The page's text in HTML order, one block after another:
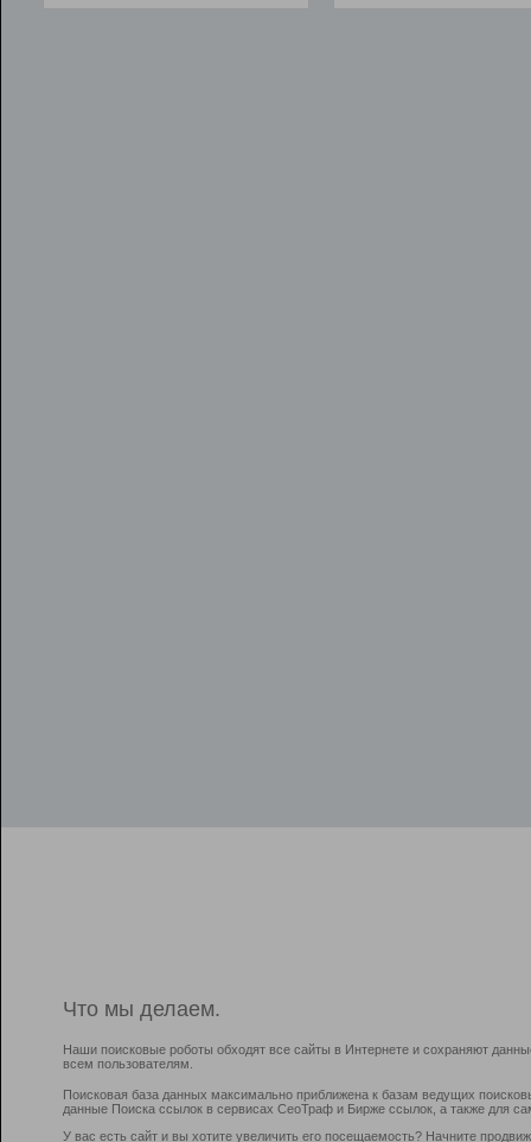
Что мы делаем.
Наши поисковые роботы обходят все сайты в Интернете и сохраняют
всем пользователям.
Поисковая база данных максимально приближена к базам ведущих
данные Поиска ссылок в сервисах СеоТраф и Бирже ссылок, а также для
У вас есть сайт и вы хотите увеличить его посещаемость? Начните